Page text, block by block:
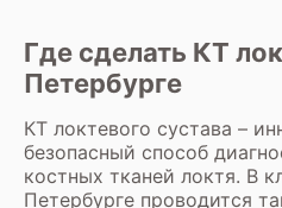
распечатанных
руки или через
зависимости от
возможна
диагностом для
результатов.
Где сделать КТ
Петербурге
КТ локтевого сустава –
безопасный способ
костных тканей локтя. В
Петербурге проводится